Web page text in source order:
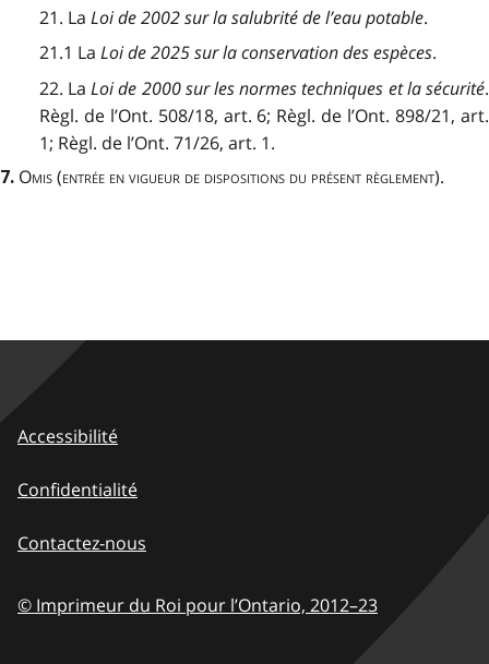
21. La Loi de 2002 sur la salubrité de l’eau potable.
21.1 La Loi de 2025 sur la conservation des espèces.
22. LaLoi de 2000 sur les normes techniques et la sécurité.
Règl. de l’Ont. 508/18, art. 6; Règl. de l’Ont. 898/21, art.
1; Règl. de l’Ont. 71/26, art. 1.
7. Omis (entrée en vigueur de dispositions du présent règlement).
Accessibilité
Confidentialité
Contactez-nous
© Imprimeur du Roi pour l’Ontario, 2012–23